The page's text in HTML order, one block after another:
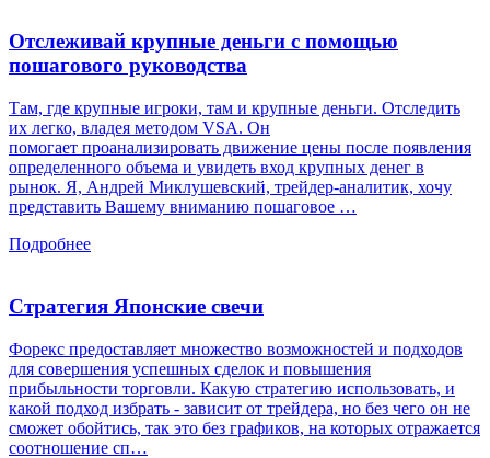
Отслеживай крупные деньги с помощью
пошагового руководства
Там, где крупные игроки, там и крупные деньги. Отследить
их легко, владея методом VSA. Он
помогает проанализировать движение цены после появления
определенного объема и увидеть вход крупных денег в
рынок. Я, Андрей Миклушевский, трейдер-аналитик, хочу
представить Вашему вниманию пошаговое …
Подробнее
Стратегия Японские свечи
Форекс предоставляет множество возможностей и подходов
для совершения успешных сделок и повышения
прибыльности торговли. Какую стратегию использовать, и
какой подход избрать - зависит от трейдера, но без чего он не
сможет обойтись, так это без графиков, на которых отражается
соотношение сп…